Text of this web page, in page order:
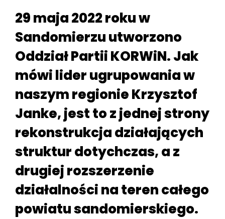
29 maja 2022 roku w
Sandomierzu utworzono
Oddział Partii KORWiN. Jak
mówi lider ugrupowania w
naszym regionie Krzysztof
Janke, jest to z jednej strony
rekonstrukcja działających
struktur dotychczas, a z
drugiej rozszerzenie
działalności na teren całego
powiatu sandomierskiego.